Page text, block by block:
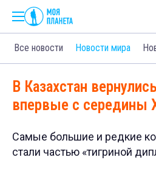
Все новости Новости мира
В Казахстан
впервые с середины
Самые большие и редкие
стали частью «тигриной